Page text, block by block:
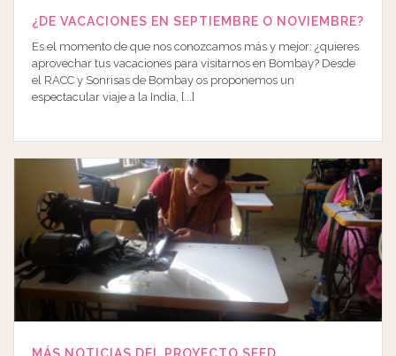
¿DE VACACIONES EN SEPTIEMBRE O NOVIEMBRE?
Es el momento de que nos conozcamos más y mejor: ¿quieres
aprovechar tus vacaciones para visitarnos en Bombay? Desde
el RACC y Sonrisas de Bombay os proponemos un
espectacular viaje a la India, [...]